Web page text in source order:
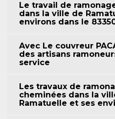
Le travail de
dans la ville de
environs dans le
Avec Le couvreur
des artisans
service
Les travaux de
cheminées dans la
Ramatuelle et ses